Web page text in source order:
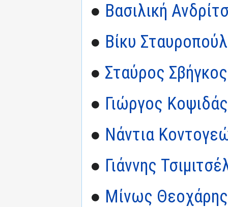
● Βασιλική
● Βίκυ
● Σταύρος Σβήγκος
● Γιώργος Κοψιδάς
● Νάντια
● Γιάννης
● Μίνως Θεοχάρης